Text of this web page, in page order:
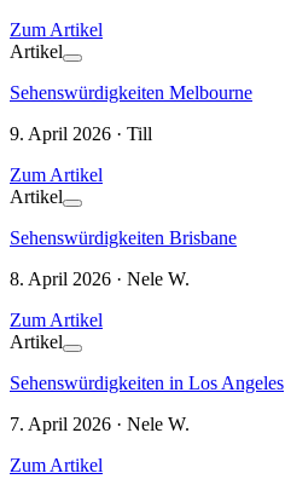
Zum Artikel
Artikel
Sehenswürdigkeiten Melbourne
9. April 2026 · Till
Zum Artikel
Artikel
Sehenswürdigkeiten Brisbane
8. April 2026 · Nele W.
Zum Artikel
Artikel
Sehenswürdigkeiten in Los Angeles
7. April 2026 · Nele W.
Zum Artikel